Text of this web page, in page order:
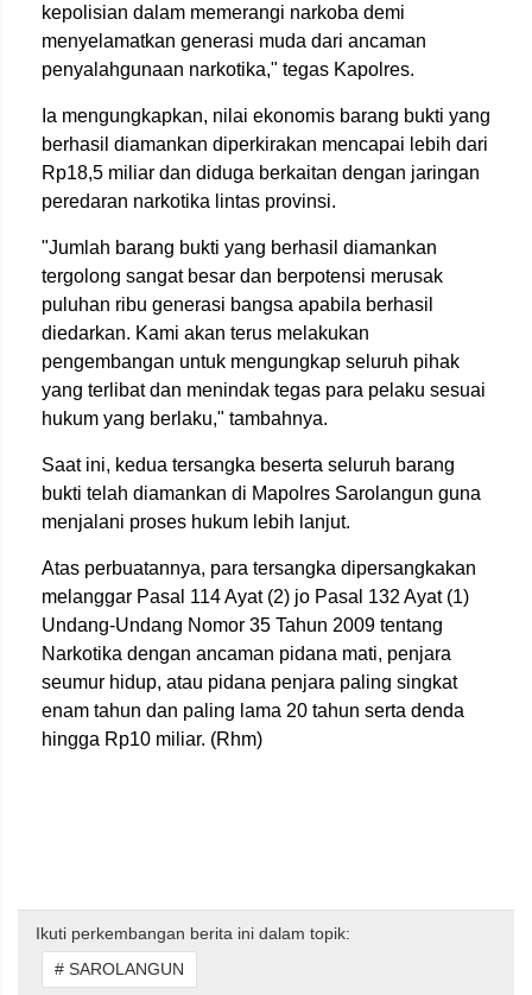
kepolisian dalam memerangi narkoba demi
menyelamatkan generasi muda dari ancaman
penyalahgunaan narkotika," tegas Kapolres.
Ia mengungkapkan, nilai ekonomis barang bukti yang
berhasil diamankan diperkirakan mencapai lebih dari
Rp18,5 miliar dan diduga berkaitan dengan jaringan
peredaran narkotika lintas provinsi.
"Jumlah barang bukti yang berhasil diamankan
tergolong sangat besar dan berpotensi merusak
puluhan ribu generasi bangsa apabila berhasil
diedarkan. Kami akan terus melakukan
pengembangan untuk mengungkap seluruh pihak
yang terlibat dan menindak tegas para pelaku sesuai
hukum yang berlaku," tambahnya.
Saat ini, kedua tersangka beserta seluruh barang
bukti telah diamankan di Mapolres Sarolangun guna
menjalani proses hukum lebih lanjut.
Atas perbuatannya, para tersangka dipersangkakan
melanggar Pasal 114 Ayat (2) jo Pasal 132 Ayat (1)
Undang-Undang Nomor 35 Tahun 2009 tentang
Narkotika dengan ancaman pidana mati, penjara
seumur hidup, atau pidana penjara paling singkat
enam tahun dan paling lama 20 tahun serta denda
hingga Rp10 miliar. (Rhm)
Ikuti perkembangan berita ini dalam topik:
# SAROLANGUN